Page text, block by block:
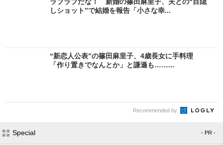
しショット”で結婚を報告「小さな幸...
“新恋人公表”の篠田麻里子、4歳長女に手料理
「作り置きでなんとか」と謙遜も……...
Recommended by
Special - PR -